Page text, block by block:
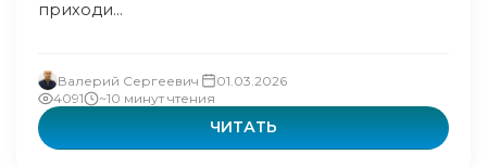
приходи...
Валерий Сергеевич
01.03.2026
4091
~10 минут чтения
ЧИТАТЬ